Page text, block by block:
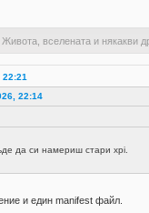
Живота, вселената и някакви
22:21
22:14
да си намериш стари xpi.
и един manifest файл.